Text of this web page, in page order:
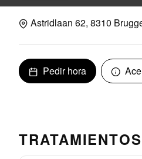
Astridlaan 62, 8310
Pedir hora